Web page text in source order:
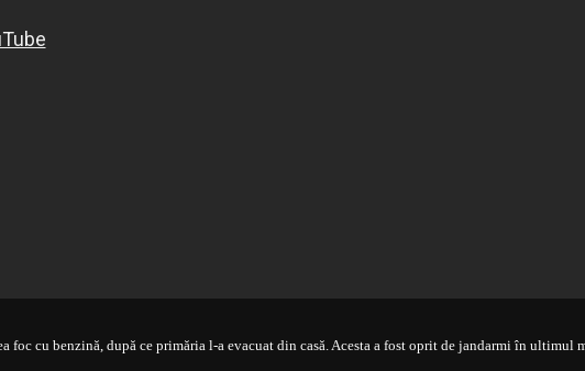
foc cu benzină, după ce primăria l-a evacuat din casă. Acesta a fost oprit de jandarmi în ultimul